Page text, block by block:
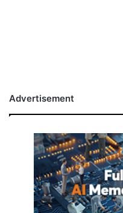
Advertisement